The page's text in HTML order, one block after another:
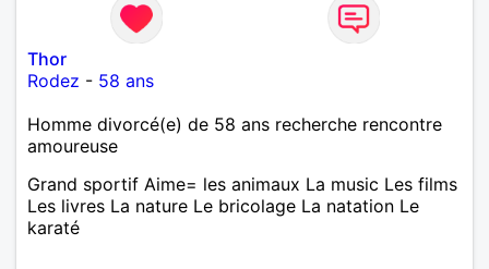
Thor
Rodez - 58 ans
Homme divorcé(e) de 58 ans recherche rencontre
amoureuse
Grand sportif Aime= les animaux La music Les films
Les livres La nature Le bricolage La natation Le
karaté